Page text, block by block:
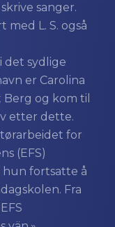
sanger.
L. S. også
det sydlige
er Carolina
og kom til
etter dette.
for
(EFS)
hun fortsatte å
Fra